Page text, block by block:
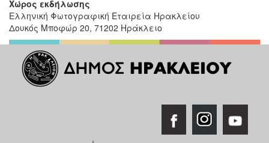
Χώρος εκδήλωσης
Ελληνική Φωτογραφική Εταιρεία Ηρακλείου
Δουκός Μποφώρ 20, 71202 Ηράκλειο